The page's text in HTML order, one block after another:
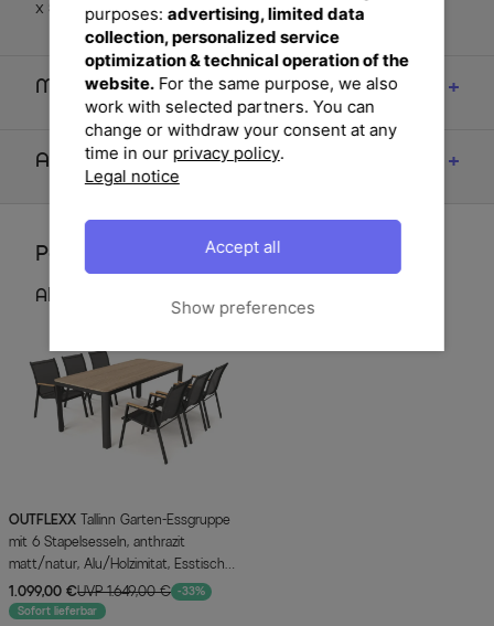
x 53 x 87 cm
Maße
Artikelmerkmale & Materialien
Perfektionieren Sie Ihren Garten
Alternativ Artikel
OUTFLEXX
mit 6 Stapelsesseln, anthrazit
matt/natur, Alu/Holzimitat, Esstisch
150 x 90 cm
1.099,00 €UVP 1.649,00 € -33%
Sofort lieferbar
purposes: advertising, limited data
collection, personalized service
optimization & technical operation of the
website.For the same purpose, we also
work with selected partners. You can
change or withdraw your consent at any
time in our privacy policy.
Legal notice
Show preferences
Accept all